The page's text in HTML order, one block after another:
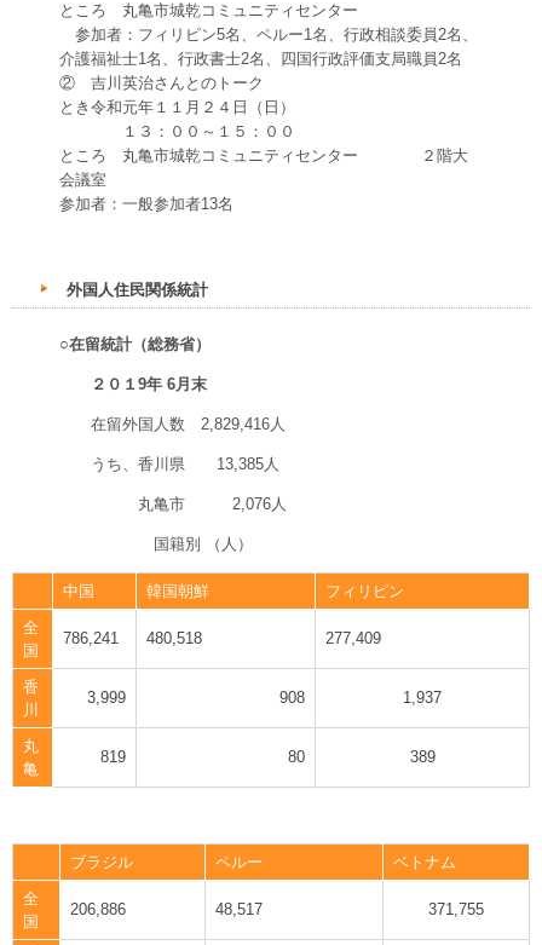
ところ 丸亀市城乾コミュニティセンター
参加者：フィリピン5名、ペルー1名、行政相談委員2名、
介護福祉士1名、行政書士2名、四国行政評価支局職員2名
② 吉川英治さんとのトーク
とき令和元年１１月２４日（日）
１３：００～１５：００
ところ 丸亀市城乾コミュニティセンター ２階大
会議室
参加者：一般参加者13名
外国人住民関係統計
○在留統計（総務省）
２０１9年 6月末
在留外国人数 2,829,416人
うち、香川県 13,385人
丸亀市 2,076人
国籍別 （人）
中国 韓国朝鮮
フィリピン
全
国
786,241 480,518 277,409
香
川
3,999 908 1,937
丸
亀
819 80 389
ブラジル ペルー
ベトナム
全
国
206,886 48,517 371,755